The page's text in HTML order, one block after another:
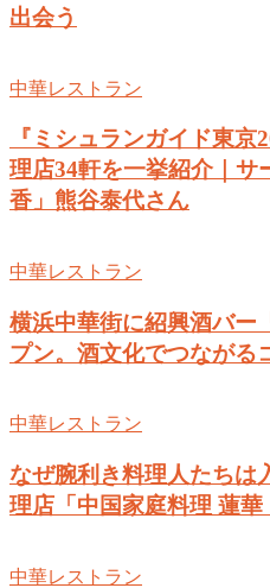
出会う
中華レストラン
『ミシュランガイド東
理店34軒を一挙紹介｜サ
香」熊谷泰代さん
中華レストラン
横浜中華街に紹興酒バー
プン。酒文化でつながる
中華レストラン
なぜ腕利き料理人たちは
理店「中国家庭料理 蓮
中華レストラン